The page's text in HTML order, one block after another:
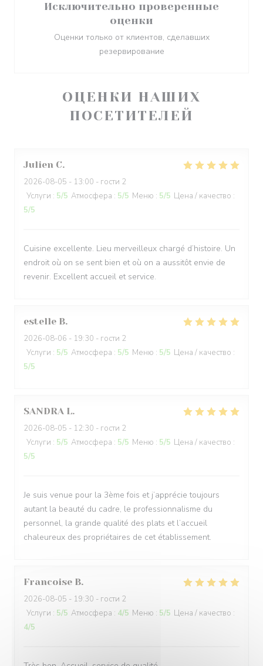
ОЦЕНКИ НАШИХ
ПОСЕТИТЕЛЕЙ
Julien C
2026-08-05 - 13:00 - гости 2
Услуги : 5/5 Атмосфера : 5/5 Меню : 5/5 Цена / качество :
5/5
Cuisine excellente. Lieu merveilleux chargé d’histoire. Un
endroit où on se sent bien et où on a aussitôt envie de
revenir. Excellent accueil et service.
estelle B
2026-08-06 - 19:30 - гости 2
Услуги : 5/5 Атмосфера : 5/5 Меню : 5/5 Цена / качество :
5/5
SANDRA L
2026-08-05 - 12:30 - гости 2
Услуги : 5/5 Атмосфера : 5/5 Меню : 5/5 Цена / качество :
5/5
Je suis venue pour la 3ème fois et j’apprécie toujours
autant la beauté du cadre, le professionnalisme du
personnel, la grande qualité des plats et l’accueil
chaleureux des propriétaires de cet établissement.
Francoise B
2026-08-05 - 19:30 - гости 2
Услуги : 5/5 Атмосфера : 4/5 Меню : 5/5 Цена / качество :
4/5
Исключительно проверенные
оценки
Оценки только от клиентов, сделавших
резервирование